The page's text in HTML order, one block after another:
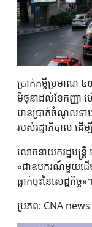
ប្រាក់កម្ចីប្រមាណ ៤
មិថុនាដល់ខែកញ្ញា
មានប្រាក់ចំណូលទា
របស់រដ្ឋាភិបាល ដ
លោកនាយករដ្ឋមន្ត្រី
«ជាឧបករណ៍មួយដើ
ធ្លាក់ចុះនៃសេដ្ឋកិច្ច»។
ប្រភព: CNA news